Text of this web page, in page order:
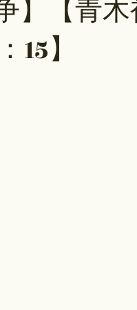
科学・技術史
】【青
15】